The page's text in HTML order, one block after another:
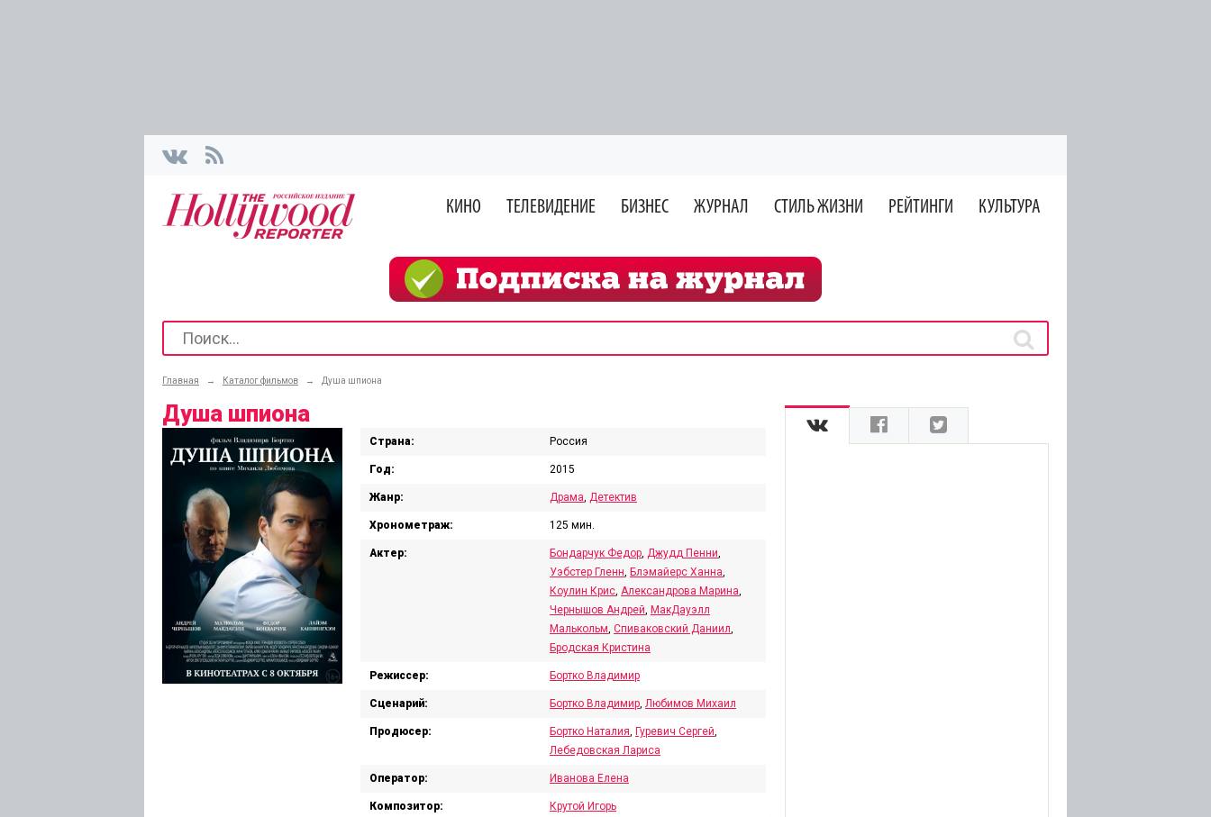
КИНО ТЕЛЕВИДЕНИЕ БИЗНЕС ЖУРНАЛ СТИЛЬ ЖИЗНИ РЕЙТИНГИ КУЛЬТУРА
Главная → Каталог фильмов → Душа шпиона
Душа шпиона
Страна: Россия
Год: 2015
Жанр: Драма, Детектив
Хронометраж: 125 мин.
Актер: Бондарчук Федор, Джудд Пенни,
Уэбстер Гленн, Блэмайерс Ханна,
Коулин Крис, Александрова Марина,
Чернышов Андрей, МакДауэлл
Малькольм, Спиваковский Даниил,
Бродская Кристина
Режиссер: Бортко Владимир
Сценарий: Бортко Владимир, Любимов Михаил
Продюсер: Бортко Наталия, Гуревич Сергей,
Лебедовская Лариса
Оператор: Иванова Елена
Композитор: Крутой Игорь